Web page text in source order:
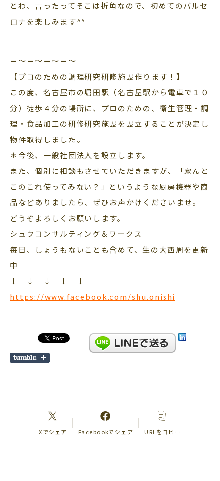
とわ、言ったってそこは折角なので、初めてのバルセ
ロナを楽しみます^^
＝〜＝〜＝〜＝〜
【プロのための調理研究研修施設作ります！】
この度、名古屋市の堀田駅（名古屋駅から電車で１０
分）徒歩４分の場所に、プロのための、衛生管理・調
理・食品加工の研修研究施設を設立することが決定し
物件取得しました。
＊今後、一般社団法人を設立します。
また、個別に相談もさせていただきますが、「家んと
このこれ使ってみない？」というような厨房機器や商
品などありましたら、ぜひお声かけくださいませ。
どうぞよろしくお願いします。
シュウコンサルティング＆ワークス
毎日、しょうもないことも含めて、生の大西周を更新
中
↓ ↓ ↓ ↓ ↓
https://www.facebook.com/shu.onishi
Xでシェア Facebookでシェア URLをコピー